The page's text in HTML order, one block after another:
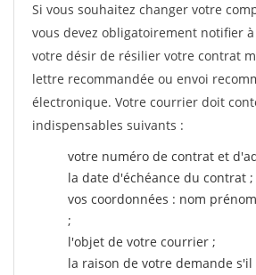
Si vous souhaitez changer votre
vous devez obligatoirement notifier
votre désir de résilier votre contrat
lettre recommandée ou envoi
électronique. Votre courrier doit
indispensables suivants :
votre numéro de contrat et
la date d'échéance du contrat ;
vos coordonnées : nom
;
l'objet de votre courrier ;
la raison de votre demande s'il